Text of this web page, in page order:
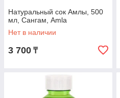
Натуральный сок Амлы, 500
мл, Сангам, Amla
Нет в наличии
3 700 ₸